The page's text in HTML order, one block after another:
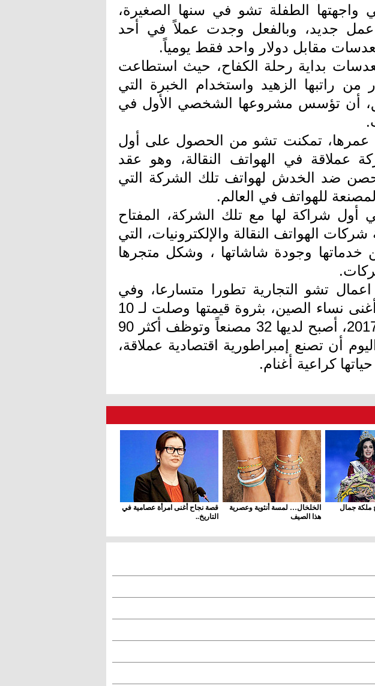
واجهتها الطفلة تشو في سنها الصغيرة،
جديد، وبالفعل وجدت عملاً في أحد
مقابل دولار واحد فقط يومياً.
بداية رحلة الكفاح، حيث استطاعت
راتبها الزهيد واستخدام الخبرة التي
أن تؤسس مشروعها الشخصي الأول في
عمرها، تمكنت تشو من الحصول على أول
عملاقة في الهواتف النقالة، وهو عقد
ضد الخدش لهواتف تلك الشركة التي
للهواتف في العالم.
أول شراكة لها مع تلك الشركة، المفتاح
الهواتف النقالة والإلكترونيات، التي
خدماتها وجودة شاشاتها ، وشكل متجرها
تشو التجارية تطورا متسارعا، وفي
عام 2015 تصدرت قائمة أغنى نساء الصين، بثروة قيمتها وصلت لـ 10
مليارات دولار. وفي سنة 2017، أصبح لديها 32 مصنعاً وتوظف أكثر 90
أن تصنع إمبراطورية اقتصادية عملاقة،
كراعية أغنام.
ملكة جمال
الخلخال… لمسة أنثوية وعصرية
هذا الصيف
قصة نجاح أغنى امرأة عصامية في
التاريخ..